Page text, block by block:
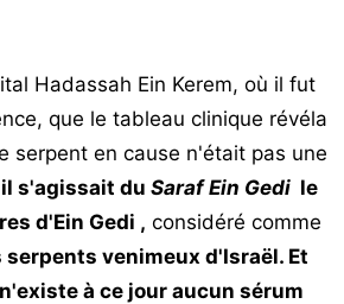
Hadassah Ein Kerem, où il fut
que le tableau clinique révéla
serpent en cause n'était pas une
il s'agissait du Saraf Ein Gedi le
d'Ein Gedi , considéré comme
venimeux d'Israël. Et
à ce jour aucun sérum